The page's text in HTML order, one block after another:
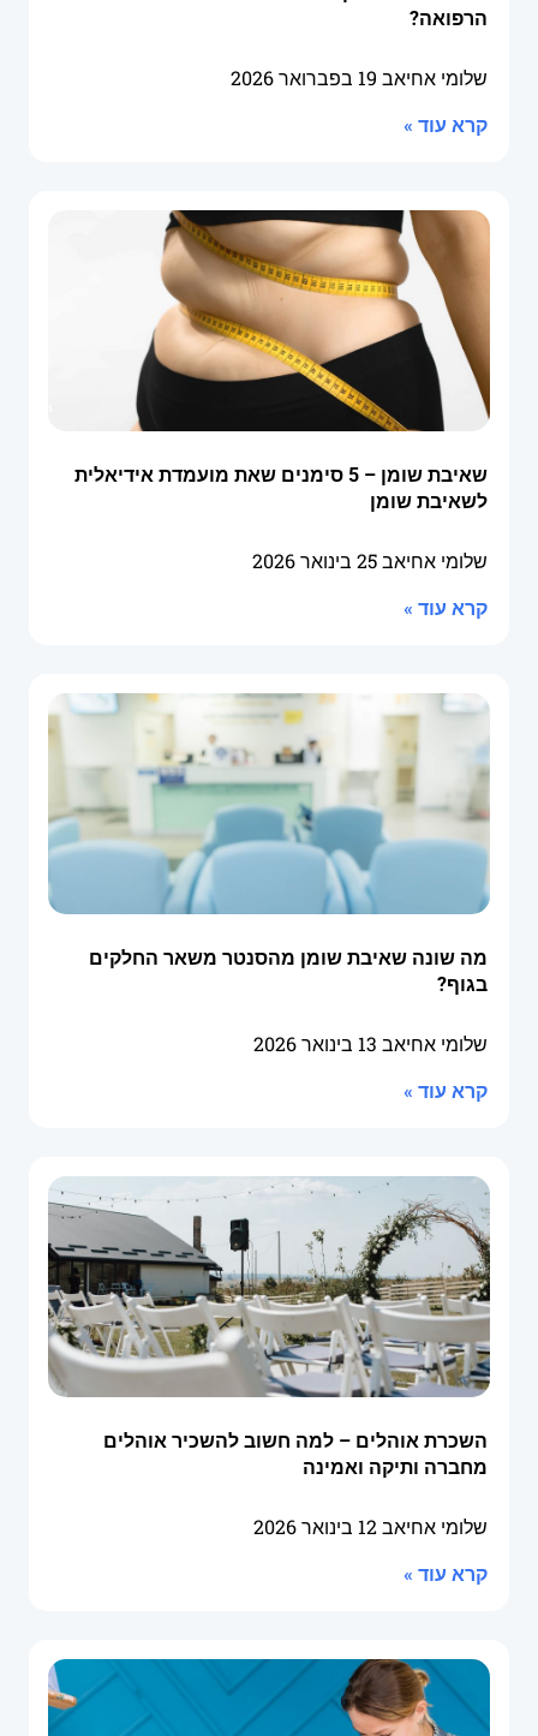
הרפואה?
שלומי אחיאב 19 בפברואר 2026
קרא עוד »
שאיבת שומן – 5 סימנים שאת מועמדת אידיאלית
לשאיבת שומן
שלומי אחיאב25 בינואר 2026
קרא עוד »
מה שונה שאיבת שומן מהסנטר משאר החלקים
בגוף?
שלומי אחיאב 13 בינואר 2026
קרא עוד »
השכרת אוהלים – למה חשוב להשכיר אוהלים
מחברה ותיקה ואמינה
שלומי אחיאב12 בינואר 2026
קרא עוד »